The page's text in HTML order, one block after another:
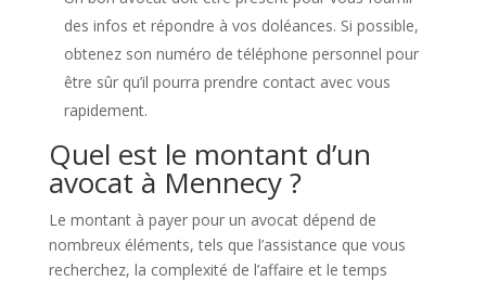
des infos et répondre à vos doléances. Si possible,
obtenez son numéro de téléphone personnel pour
être sûr qu’il pourra prendre contact avec vous
rapidement.
Quel est le montant d’un
avocat à Mennecy ?
Le montant à payer pour un avocat dépend de
nombreux éléments, tels que l’assistance que vous
recherchez, la complexité de l’affaire et le temps